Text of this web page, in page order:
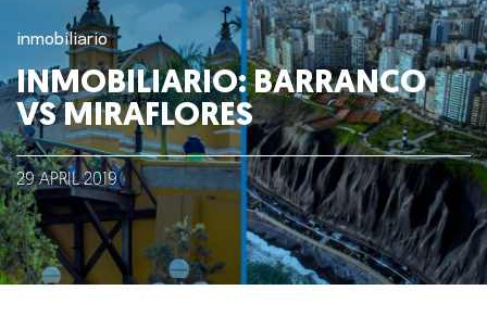
Nosotros
Clientes
Lo que hacemos
inmobiliario
INMOBILIARIO: BARRANCO
VS MIRAFLORES
29 APRIL 2019